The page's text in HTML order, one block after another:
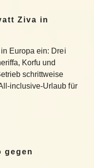
Ziva in
Europa ein: Drei
Korfu und
schrittweise
inclusive-Urlaub für
gegen